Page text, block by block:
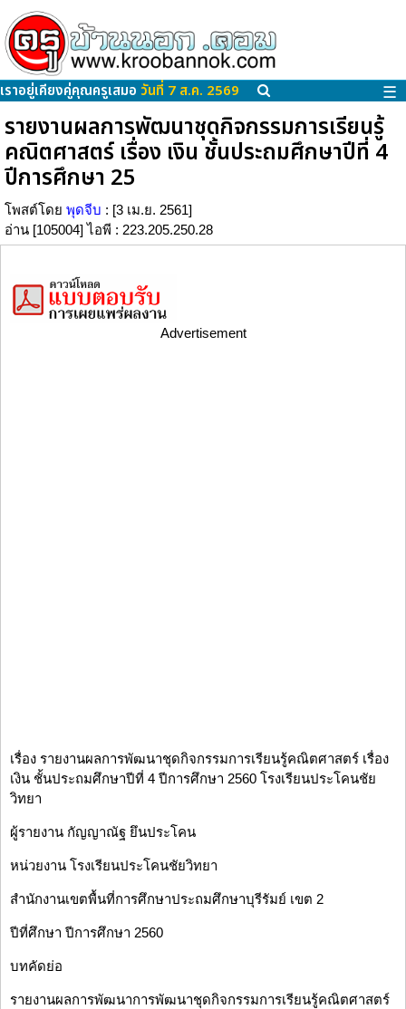
เราอยู่เคียงคู่คุณครูเสมอ วันที่ 7 ส.ค. 2569 ☰
รายงานผลการพัฒนาชุดกิจกรรมการเรียนรู้
คณิตศาสตร์ เรื่อง เงิน ชั้นประถมศึกษาปีที่ 4
ปีการศึกษา 25
โพสต์โดย พุดจีบ : [3 เม.ย. 2561]
อ่าน [105004] ไอพี : 223.205.250.28
Advertisement
เรื่อง รายงานผลการพัฒนาชุดกิจกรรมการเรียนรู้คณิตศาสตร์ เรื่อง
เงิน ชั้นประถมศึกษาปีที่ 4 ปีการศึกษา 2560 โรงเรียนประโคนชัย
วิทยา
ผู้รายงาน กัญญาณัฐ ยึนประโคน
หน่วยงาน โรงเรียนประโคนชัยวิทยา
สำนักงานเขตพื้นที่การศึกษาประถมศึกษาบุรีรัมย์ เขต 2
ปีที่ศึกษา ปีการศึกษา 2560
บทคัดย่อ
รายงานผลการพัฒนาการพัฒนาชุดกิจกรรมการเรียนรู้คณิตศาสตร์